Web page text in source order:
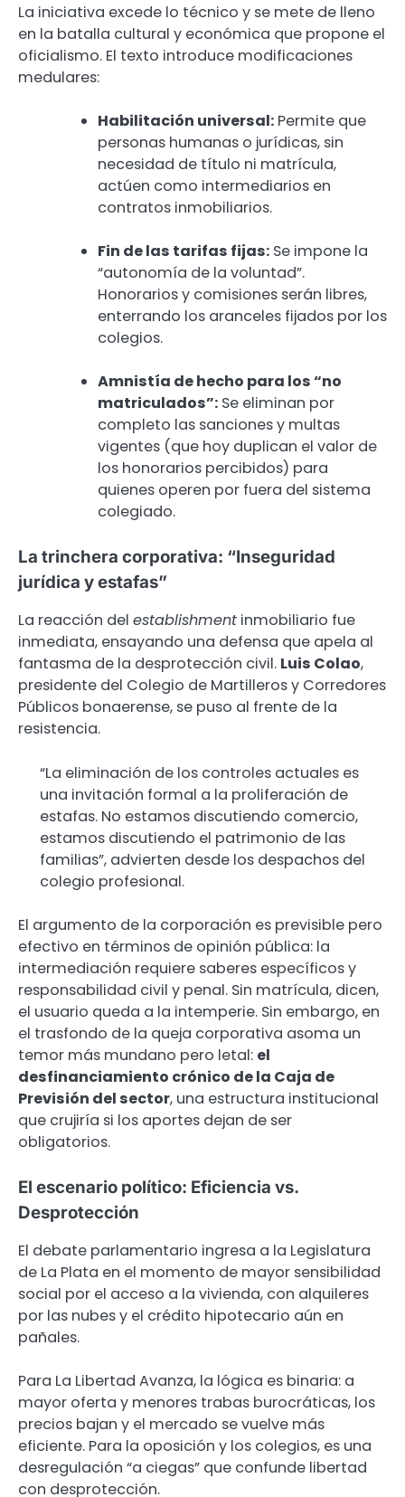
La iniciativa excede lo técnico y se mete de lleno
en la batalla cultural y económica que propone el
oficialismo. El texto introduce modificaciones
medulares:
Habilitación universal: Permite que
personas humanas o jurídicas, sin
necesidad de título ni matrícula,
actúen como intermediarios en
contratos inmobiliarios.
Fin de las tarifas fijas: Se impone la
“autonomía de la voluntad”.
Honorarios y comisiones serán libres,
enterrando los aranceles fijados por los
colegios.
Amnistía de hecho para los “no
matriculados”: Se eliminan por
completo las sanciones y multas
vigentes (que hoy duplican el valor de
los honorarios percibidos) para
quienes operen por fuera del sistema
colegiado.
La trinchera corporativa: “Inseguridad
jurídica y estafas”
La reacción del establishment inmobiliario fue
inmediata, ensayando una defensa que apela al
fantasma de la desprotección civil. Luis Colao,
presidente del Colegio de Martilleros y Corredores
Públicos bonaerense, se puso al frente de la
resistencia.
“La eliminación de los controles actuales es
una invitación formal a la proliferación de
estafas. No estamos discutiendo comercio,
estamos discutiendo el patrimonio de las
familias”, advierten desde los despachos del
colegio profesional.
El argumento de la corporación es previsible pero
efectivo en términos de opinión pública: la
intermediación requiere saberes específicos y
responsabilidad civil y penal. Sin matrícula, dicen,
el usuario queda a la intemperie. Sin embargo, en
el trasfondo de la queja corporativa asoma un
temor más mundano pero letal: el
desfinanciamiento crónico de la Caja de
Previsión del sector, una estructura institucional
que crujiría si los aportes dejan de ser
obligatorios.
El escenario político: Eficiencia vs.
Desprotección
El debate parlamentario ingresa a la Legislatura
de La Plata en el momento de mayor sensibilidad
social por el acceso a la vivienda, con alquileres
por las nubes y el crédito hipotecario aún en
pañales.
Para La Libertad Avanza, la lógica es binaria: a
mayor oferta y menores trabas burocráticas, los
precios bajan y el mercado se vuelve más
eficiente. Para la oposición y los colegios, es una
desregulación “a ciegas” que confunde libertad
con desprotección.